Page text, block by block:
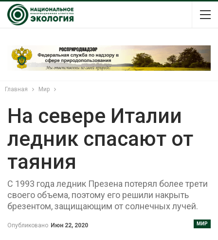
Главная Мир
На севере Италии
ледник спасают от
таяния
С 1993 года ледник Презена потерял более трети
своего объема, поэтому его решили накрыть
брезентом, защищающим от солнечных лучей.
МИР
Опубликовано Июн 22, 2020